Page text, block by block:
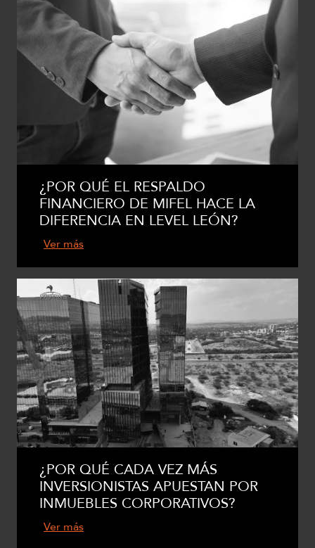
¿POR QUÉ EL RESPALDO
FINANCIERO DE MIFEL HACE LA
DIFERENCIA EN LEVEL LEÓN?
Ver más
¿POR QUÉ CADA VEZ MÁS
INVERSIONISTAS APUESTAN POR
INMUEBLES CORPORATIVOS?
Ver más